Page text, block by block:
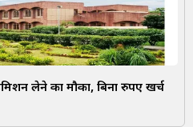
लेने का मौका, बिना रुपए खर्च